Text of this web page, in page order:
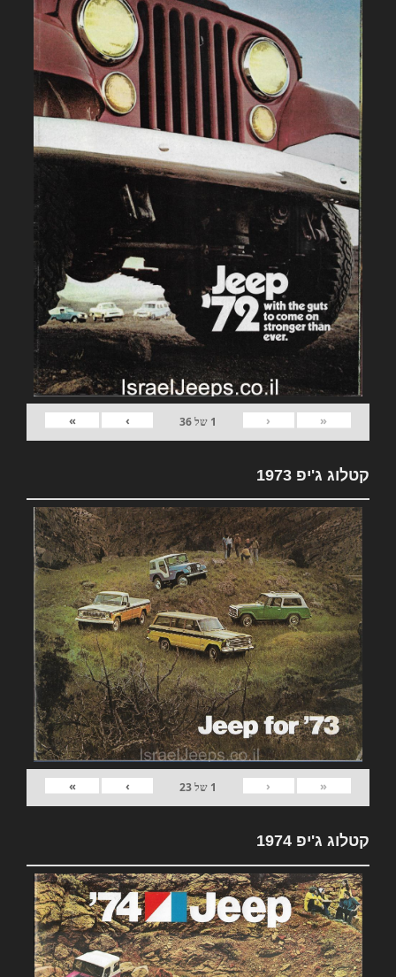
«
‹
1 של36
›
»
קטלוג ג'יפ 1973
«
‹
1 של23
›
»
קטלוג ג'יפ 1974